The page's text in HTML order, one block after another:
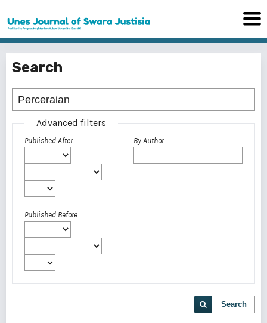
Search
Advanced filters
Published After
Published Before
By Author
Search